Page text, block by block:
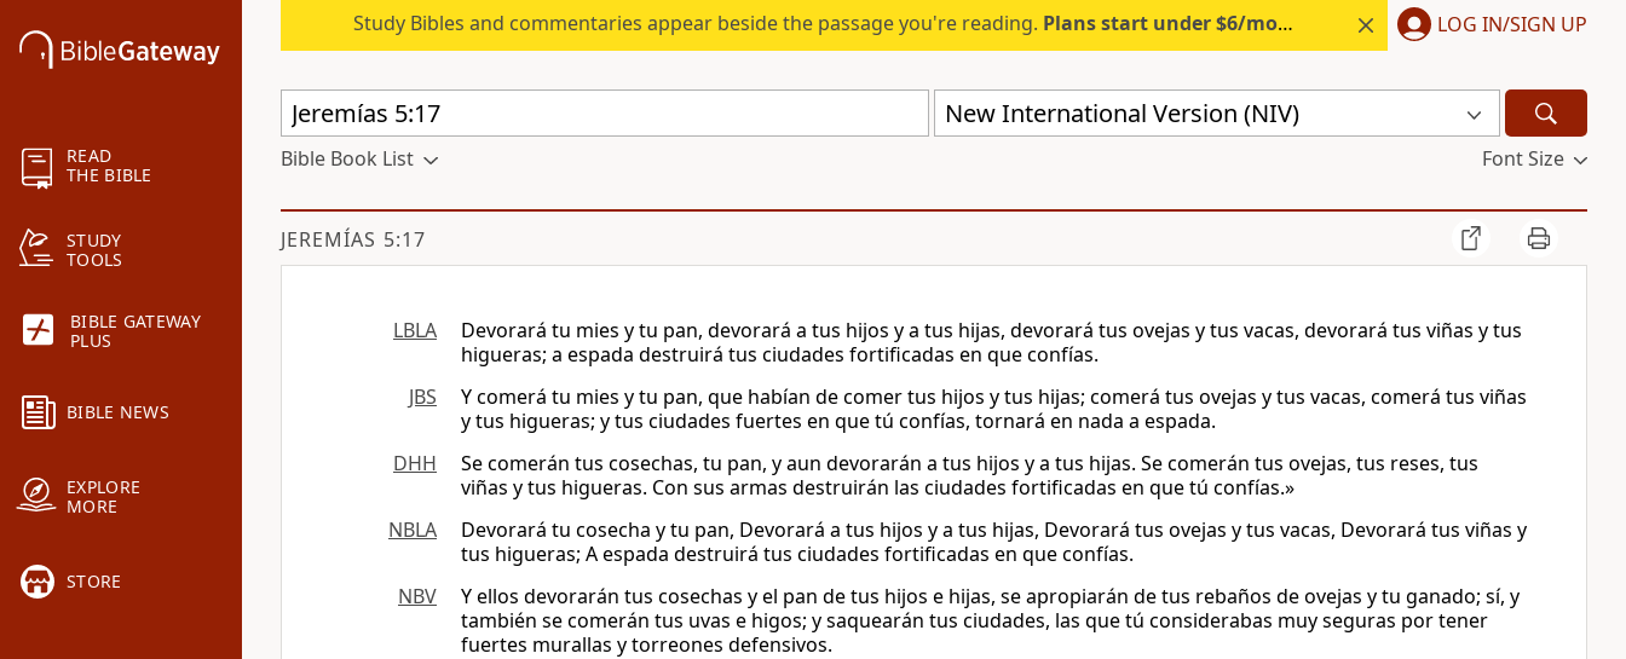
READ
THE BIBLE
STUDY
TOOLS
BIBLE GATEWAY
PLUS
BIBLE NEWS
EXPLORE
MORE
STORE
Study Bibles and commentaries appear beside the passage you're reading. Plans start under $6/month. Start free. LOG IN/SIGN UP
New International Version (NIV)
Bible Book List Font Size
JEREMÍAS 5:17
LBLA
Devorará tu mies y tu pan, devorará a tus hijos y a tus hijas, devorará tus ovejas y tus vacas, devorará tus viñas y tus
higueras; a espada destruirá tus ciudades fortificadas en que confías.
JBS
Y comerá tu mies y tu pan, que habían de comer tus hijos y tus hijas; comerá tus ovejas y tus vacas, comerá tus viñas
y tus higueras; y tus ciudades fuertes en que tú confías, tornará en nada a espada.
DHH
Se comerán tus cosechas, tu pan, y aun devorarán a tus hijos y a tus hijas. Se comerán tus ovejas, tus reses, tus
viñas y tus higueras. Con sus armas destruirán las ciudades fortificadas en que tú confías.»
NBLA
Devorará tu cosecha y tu pan, Devorará a tus hijos y a tus hijas, Devorará tus ovejas y tus vacas, Devorará tus viñas y
tus higueras; A espada destruirá tus ciudades fortificadas en que confías.
NBV
Y ellos devorarán tus cosechas y el pan de tus hijos e hijas, se apropiarán de tus rebaños de ovejas y tu ganado; sí, y
también se comerán tus uvas e higos; y saquearán tus ciudades, las que tú considerabas muy seguras por tener
fuertes murallas y torreones defensivos.